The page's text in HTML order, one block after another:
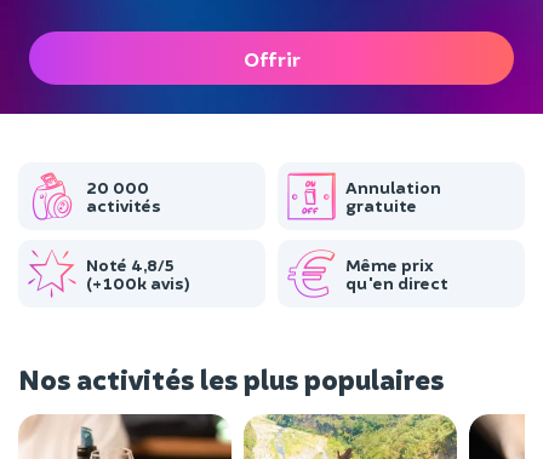
Offrir
20 000
activités
Annulation
gratuite
Noté 4,8/5
(+100k avis)
Même prix
qu'en direct
Nos activités les plus populaires